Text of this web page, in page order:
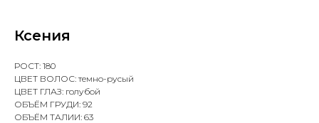
Ксения
РОСТ: 180
ЦВЕТ ВОЛОС: темно-русый
ЦВЕТ ГЛАЗ: голубой
ОБЪЁМ ГРУДИ: 92
ОБЪЁМ ТАЛИИ: 63